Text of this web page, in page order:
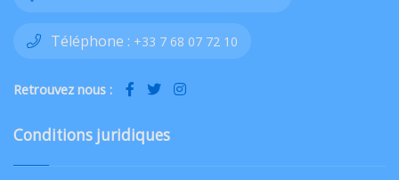
Téléphone : +33 7 68 07 72 10
Retrouvez nous :
Conditions juridiques